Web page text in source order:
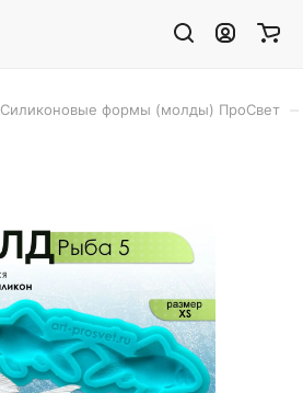
Силиконовые формы (молды) ПроСвет